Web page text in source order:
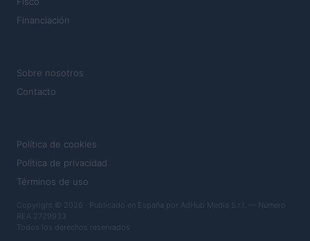
Financiación
Sobre nosotros
Contacto
Política de cookies
Política de privacidad
Términos de uso
Copyright © 2026 · Publicado en España por AdHub Media S.r.l. — Número
REA 2729933
Todos los derechos reservados